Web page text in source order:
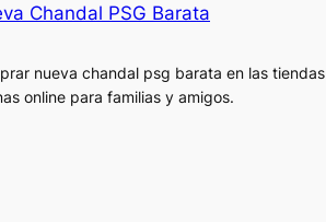
Chandal PSG Barata
nueva chandal psg barata en las tiendas
online para familias y amigos.